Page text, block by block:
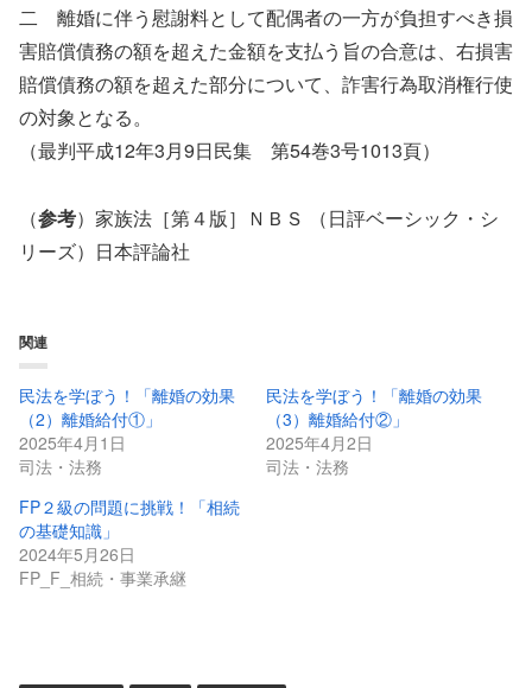
二 離婚に伴う慰謝料として配偶者の一方が負担すべき損
害賠償債務の額を超えた金額を支払う旨の合意は、右損害
賠償債務の額を超えた部分について、詐害行為取消権行使
の対象となる。
（最判平成12年3月9日民集 第54巻3号1013頁）
（参考）家族法［第４版］ＮＢＳ （日評ベーシック・シ
リーズ）日本評論社
関連
民法を学ぼう！「離婚の効果
（2）離婚給付①」
2025年4月1日
司法・法務
民法を学ぼう！「離婚の効果
（3）離婚給付②」
2025年4月2日
司法・法務
FP２級の問題に挑戦！「相続
の基礎知識」
2024年5月26日
FP_F_相続・事業承継